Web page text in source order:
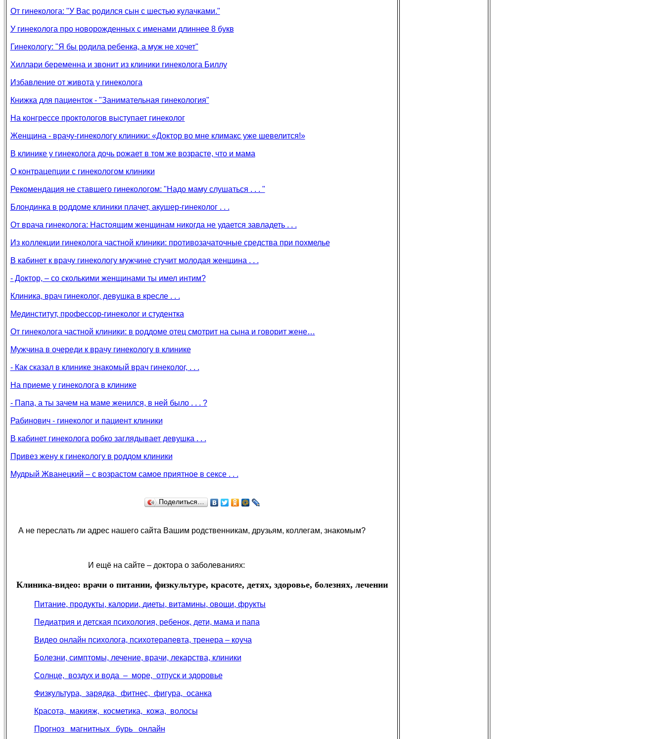
От гинеколога: "У Вас родился сын с шестью кулачками."
У гинеколога про новорожденных с именами длиннее 8 букв
Гинекологу: "Я бы родила ребенка, а муж не хочет"
Хиллари беременна и звонит из клиники гинеколога Биллу
Избавление от живота у гинеколога
Книжка для пациенток - "Занимательная гинекология"
На конгрессе проктологов выступает гинеколог
Женщина - врачу-гинекологу клиники: «Доктор во мне климакс уже шевелится!»
В клинике у гинеколога дочь рожает в том же возрасте, что и мама
О контрацепции с гинекологом клиники
Рекомендация не ставшего гинекологом: "Надо маму слушаться . . . "
Блондинка в роддоме клиники плачет, акушер-гинеколог . . .
От врача гинеколога: Настоящим женщинам никогда не удается завладеть . . .
Из коллекции гинеколога частной клиники: противозачаточные средства при похмелье
В кабинет к врачу гинекологу мужчине стучит молодая женщина . . .
- Доктор, – со сколькими женщинaми ты имел интим?
Клиника, врач гинеколог, девушка в кресле . . .
Мединститут, профессор-гинеколог и студентка
От гинеколога частной клиники: в роддоме отец смотрит на сына и говорит жене…
Мужчина в очереди к врачу гинекологу в клинике
- Как сказал в клинике знакомый врач гинеколог, . . .
На приеме у гинеколога в клинике
- Папа, а ты зачем на маме женился, в ней было . . . ?
Рабинович - гинеколог и пациент клиники
В кабинет гинеколога робко заглядывает девушка . . .
Привез жену к гинекологу в роддом клиники
Мудрый Жванецкий – c возрастом самое приятное в сексе . . .
Поделиться…
А не переслать ли адрес нашего сайта Вашим родственникам, друзьям, коллегам, знакомым?
И ещё на сайте – доктора о заболеваниях:
Клиника-видео: врачи о питании, физкультуре, красоте, детях, здоровье, болезнях, лечении
Питание, продукты, калории, диеты, витамины, овощи, фрукты
Педиатрия и детская психология, ребенок, дети, мама и папа
Видео онлайн психолога, психотерапевта, тренера – коуча
Болезни, симптомы, лечение, врачи, лекарства, клиники
Солнце, воздух и вода – море, отпуск и здоровье
Физкультура, зарядка, фитнес, фигура, осанка
Красота, макияж, косметика, кожа, волосы
Прогноз магнитных бурь онлайн